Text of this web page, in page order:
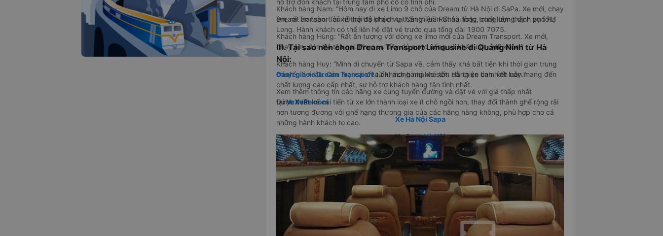
Khách hàng Nam: “Hôm nay đi xe Limo 9 chỗ của Dream từ Hà Nội đi SaPa. Xe mới, chạy
êm, rất an toàn. Tài xế thái độ phục vụ thân thiện. Rất hài lòng, chất lượng dịch vụ tốt.”
Khách hàng Hùng: “Rất ấn tượng với dòng xe limo mới của Dream Transport. Xe mới,
chạy êm, đón trả tận nơi. Phục vụ đầy đủ nước uống và khăn ướt, wifi khỏe.”
Khách hàng Huy: “Mình di chuyển từ Sapa về, cảm thấy khá bất tiện khi thời gian trung
chuyển hơi lâu. Còn mọi cái đều ổn, mong nhà xe sớm cải thiện tình hình này.”
Xem thêm thông tin các hãng xe cùng tuyến đường và đặt vé với giá thấp nhất
tạiVeXeRe.com
Xe Hà Nội Sapa
Xe Sapa Hà Nội
Dream Transport có hỗ trợ trả khách tại Cảng Tuần Châu hoặc trung tâm thành phố Hạ
Long. Hành khách có thể liên hệ đặt vé trước qua tổng đài 1900 7075.
III. Tại sao nên chọn Dream Transport Limousine đi Quảng Ninh từ Hà
Nội:
Đánh giá xe Dream Transporttừ khách hàng khá tốt. Hãng xe cam kết luôn mang đến
chất lượng cao cấp nhất, sự hỗ trợ khách hàng tận tình nhất.
Được thiết kế cải tiến từ xe lớn thành loại xe ít chỗ ngồi hơn, thay đổi thành ghế rộng rãi
hơn tương đương với ghế hạng thương gia của các hãng hàng không, phù hợp cho cả
những hành khách to cao.